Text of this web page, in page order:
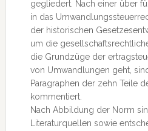
gegliedert. Nach einer über
in das
der historischen
um die
die Grundzüge der
von Umwandlungen geht,
Paragraphen der zehn Teile
kommentiert.
Nach Abbildung der Norm
Literaturquellen sowie